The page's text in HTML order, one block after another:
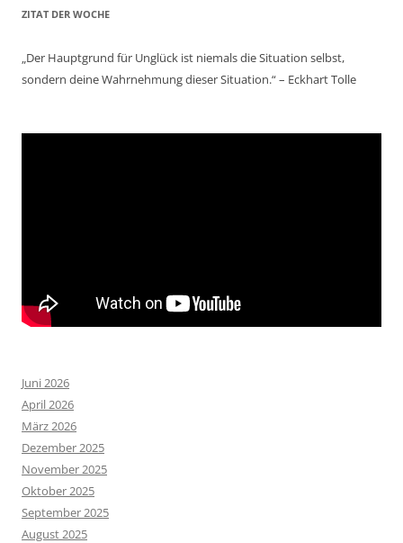
ZITAT DER WOCHE
„Der Hauptgrund für Unglück ist niemals die Situation selbst,
sondern deine Wahrnehmung dieser Situation.“ – Eckhart Tolle
Juni 2026
April 2026
März 2026
Dezember 2025
November 2025
Oktober 2025
September 2025
August 2025